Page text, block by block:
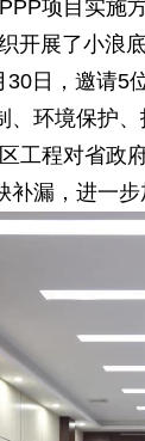
项目实施
展了小浪
日，邀请
环境保护
工程对省政
漏，进一